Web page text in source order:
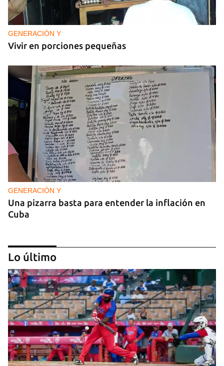
GENERACIÓN Y
Vivir en porciones pequeñas
GENERACIÓN Y
Una pizarra basta para entender la inflación en
Cuba
GENERACIÓN Y
Lo último